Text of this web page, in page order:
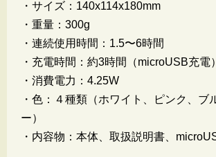
・サイズ：140x114x180mm
・重量：300g
・連続使用時間：1.5〜6時間
・充電時間：約3時間（microUSB充電）
・消費電力：4.25W
・色：４種類（ホワイト、ピンク、ブ
ー）
・内容物：本体、取扱説明書、